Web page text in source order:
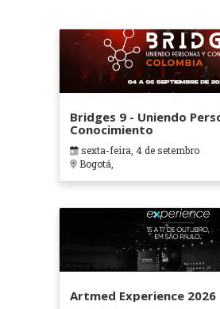
Bridges 9 - Uniendo
Conocimiento
sexta-feira, 4 de setembro
Bogotá,
Artmed Experience 2026